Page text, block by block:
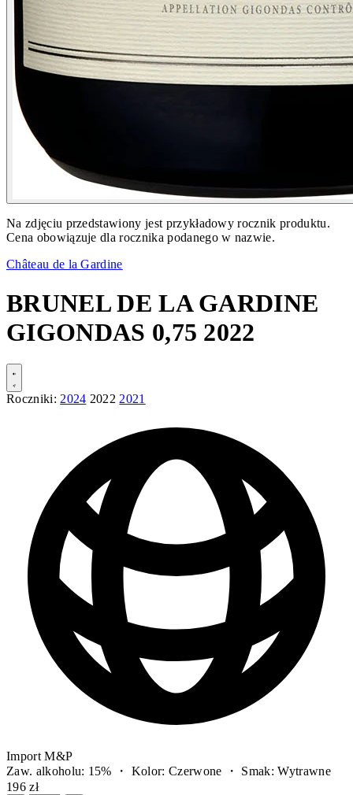
Na zdjęciu przedstawiony jest przykładowy rocznik produktu.
Cena obowiązuje dla rocznika podanego w nazwie.
Château de la Gardine
BRUNEL DE LA GARDINE
GIGONDAS 0,75 2022
Roczniki: 2024 2022 2021
Import M&P
Zaw. alkoholu: 15% ・ Kolor: Czerwone ・ Smak: Wytrawne
196 zł